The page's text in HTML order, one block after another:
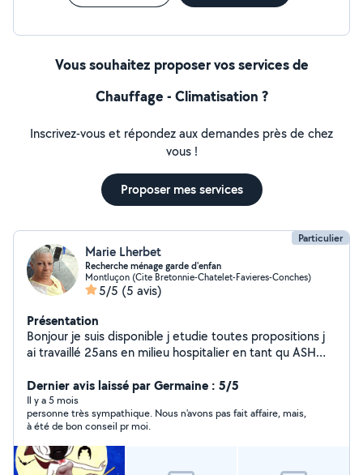
Vous souhaitez proposer vos services de
Chauffage - Climatisation ?
Inscrivez-vous et répondez aux demandes près de chez
vous !
Proposer mes services
Particulier
Marie Lherbet
Recherche ménage garde d'enfan
Montluçon (Cite Bretonnie-Chatelet-Favieres-Conches)
5/5 (5 avis)
Présentation
Bonjour je suis disponible j etudie toutes propositions j
ai travaillé 25ans en milieu hospitalier en tant qu ASH
des collèges pour ménage et cuisine préparation des
repas j ai le sens du contacte de l ecoute garde d
enfants aussi si vous avez besoin soiree journee à l
écoute disponible dans l heure sur montlucon et
alentours je suis une personne sérieuse et j ai de l
expérience et je suis à l écoute de vos démarches
Dernier avis laissé par Germaine : 5/5
Il y a 5 mois
personne très sympathique. Nous n'avons pas fait affaire, mais,
à été de bon conseil pr moi.